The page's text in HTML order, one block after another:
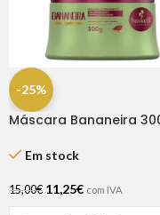
-25%
Máscara Bananeira
Em stock
15,00€ 11,25€ com IVA